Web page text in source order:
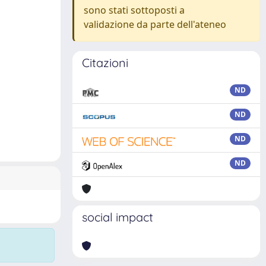
sono stati sottoposti a
validazione da parte dell'ateneo
Citazioni
ND
ND
ND
ND
social impact